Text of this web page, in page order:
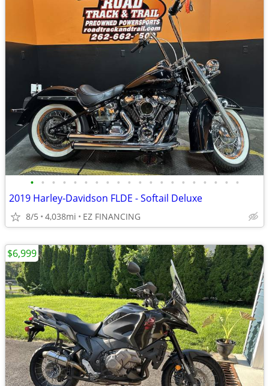
• • • • • • • • • • • • • • • • • • • •
2019 Harley-Davidson FLDE - Softail Deluxe
8/5 4,038mi EZ FINANCING
$6,999